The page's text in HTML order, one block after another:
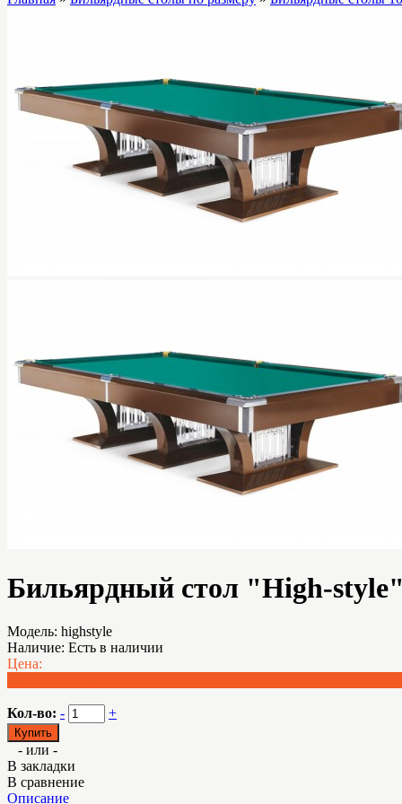
Бильярдный стол "High-
Модель: highstyle
Наличие: Есть в наличии
Цена:
Кол-во: - +
- или -
В закладки
В сравнение
Описание